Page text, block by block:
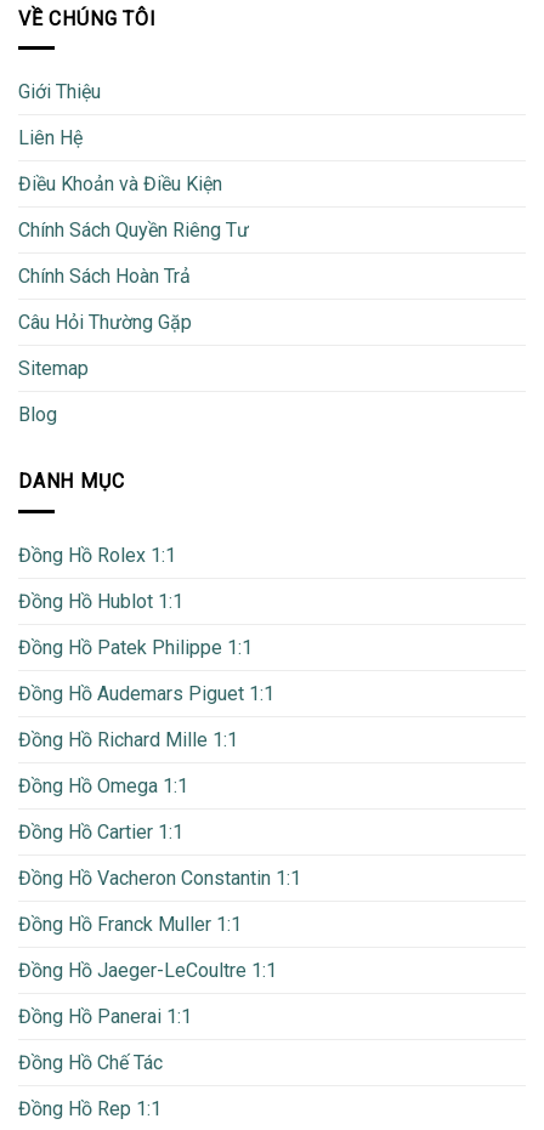
VỀ CHÚNG TÔI
Giới Thiệu
Liên Hệ
Điều Khoản và Điều Kiện
Chính Sách Quyền Riêng Tư
Chính Sách Hoàn Trả
Câu Hỏi Thường Gặp
Sitemap
Blog
DANH MỤC
Đồng Hồ Rolex 1:1
Đồng Hồ Hublot 1:1
Đồng Hồ Patek Philippe 1:1
Đồng Hồ Audemars Piguet 1:1
Đồng Hồ Richard Mille 1:1
Đồng Hồ Omega 1:1
Đồng Hồ Cartier 1:1
Đồng Hồ Vacheron Constantin 1:1
Đồng Hồ Franck Muller 1:1
Đồng Hồ Jaeger-LeCoultre 1:1
Đồng Hồ Panerai 1:1
Đồng Hồ Chế Tác
Đồng Hồ Rep 1:1